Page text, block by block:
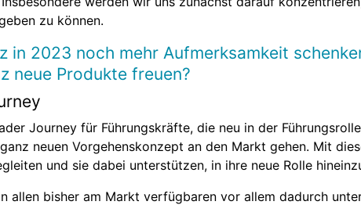
zu können.
in 2023 noch mehr Aufmerksamkeit
neue Produkte freuen?
Journey für Führungskräfte, die neu in der
neuen Vorgehenskonzept an den Markt gehen. Mit
und sie dabei unterstützen, in ihre neue Rolle
allen bisher am Markt verfügbaren vor allem dadurch